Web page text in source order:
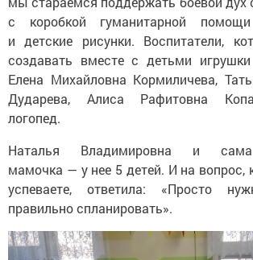
с коробкой гуманитарной помощи
и детские рисунки. Воспитатели,
создавать вместе с детьми
Елена Михайловна Кормиличева,
Дударева, Алиса Рафитовна
логопед.
Наталья Владимировна и сама
мамочка — у нее 5 детей. И на вопрос,
успеваете, ответила: «Просто
правильно спланировать».